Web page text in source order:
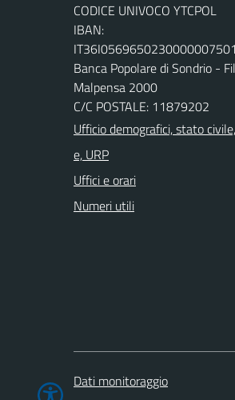
CODICE UNIVOCO YTCPOL
IBAN:
Banca Popolare di Sondrio -
Malpensa 2000
C/C POSTALE: 11879202
Ufficio demografici, stato
e, URP
Uffici e orari
Numeri utili
Dati monitoraggio